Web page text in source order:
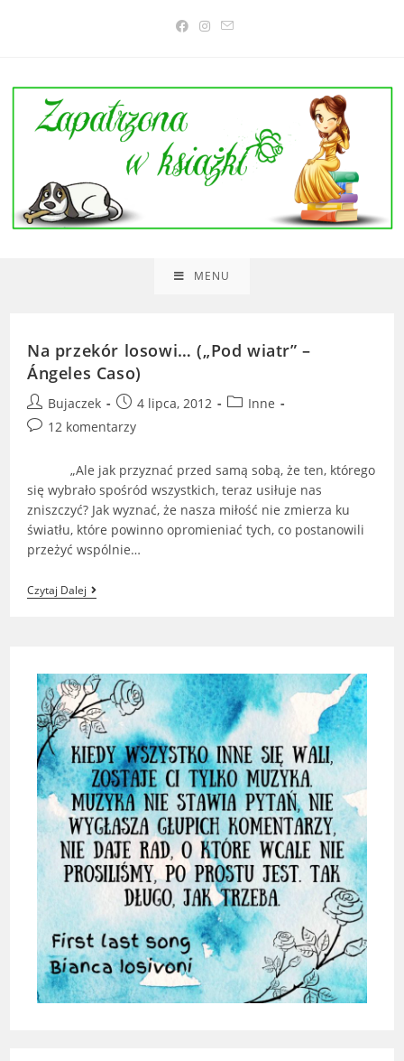
MENU
Na przekór losowi… („Pod wiatr” –
Ángeles Caso)
Post
author:
Bujaczek
Post
published:
4 lipca, 2012
PostInne
Post12 komentarzy
„Ale jak przyznać przed samą sobą, że ten, którego
się wybrało spośród wszystkich, teraz usiłuje nas
zniszczyć? Jak wyznać, że nasza miłość nie zmierza ku
światłu, które powinno opromieniać tych, co postanowili
przeżyć wspólnie…
Czytaj DalejNa
Przekór
Ángeles
Caso)